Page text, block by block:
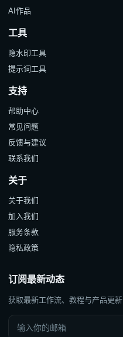
AI作品
工具
隐水印工具
提示词工具
支持
帮助中心
常见问题
反馈与建议
联系我们
关于
关于我们
加入我们
服务条款
隐私政策
订阅最新动态
获取最新工作流、教程与产品更新